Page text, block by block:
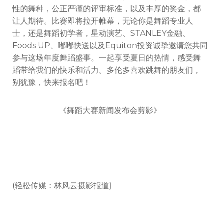
性的舞种，公正严谨的评审标准，以及丰厚的奖金，都
让人期待。比赛即将拉开帷幕，无论你是舞蹈专业人
士，还是舞蹈初学者，星动演艺、STANLEY金融、
Foods UP、嘟嘟快送以及Equiton投资诚挚邀请您共同
参与这场年度舞蹈盛事。一起享受夏日的热情，感受舞
蹈带给我们的快乐和活力。多伦多喜欢跳舞的朋友们，
别犹豫，快来报名吧！
《舞蹈大赛新闻发布会剪影》
(轻松传媒：林风云摄影报道)